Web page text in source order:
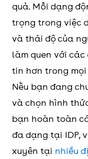
quả. Mỗi dạng
trọng trong việc
và thái độ của
làm quen với
tin hơn trong
Nếu bạn đang
và chọn hình
bạn hoàn toàn
đa dạng tại IDP,
xuyên tại nhiều